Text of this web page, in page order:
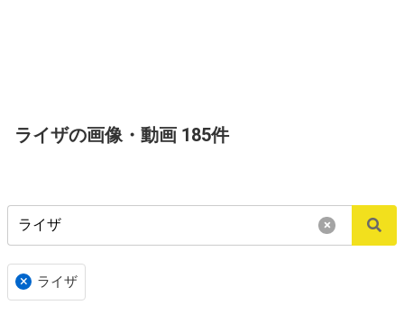
ライザの画像・動画 185件
×
× ライザ